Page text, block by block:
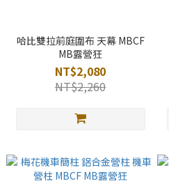
哈比雙拉前庭圍布 天幕 MBCF
MB露營狂
NT$2,080
NT$2,260